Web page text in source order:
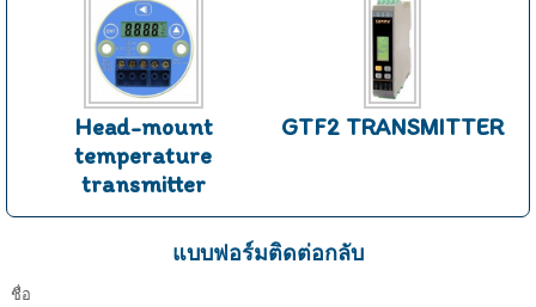
Head-mount
temperature
transmitter
GTF2 TRANSMITTER
แบบฟอร์มติดต่อกลับ
ชื่อ